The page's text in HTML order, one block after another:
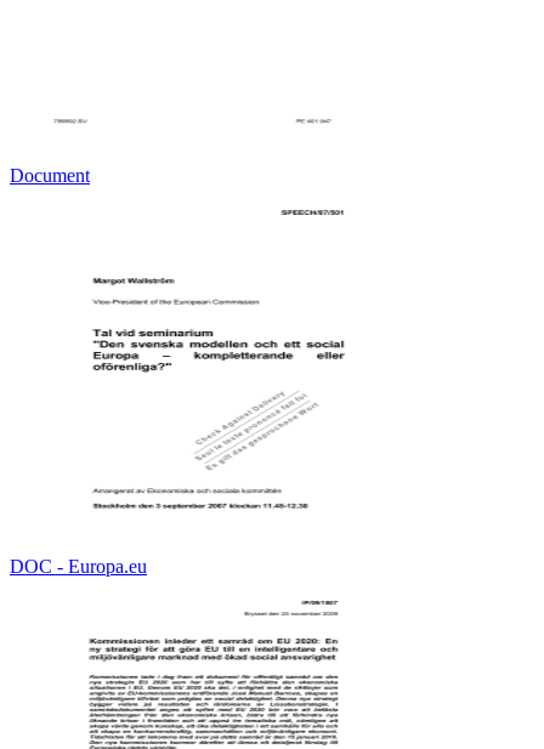
Document
DOC - Europa.eu